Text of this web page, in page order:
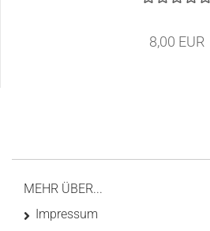
8,00 EUR
MEHR ÜBER...
Impressum